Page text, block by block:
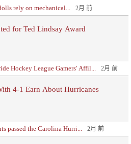
rely on mechanical... 2月 前
for Ted Lindsay Award
Hockey League Gamers' Affil... 2月 前
4-1 Earn About Hurricanes
passed the Carolina Hurri... 2月 前